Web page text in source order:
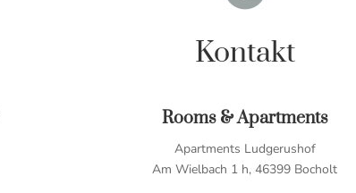
Kontakt
Rooms & Apartments
Apartments Ludgerushof
Am Wielbach 1 h, 46399 Bocholt